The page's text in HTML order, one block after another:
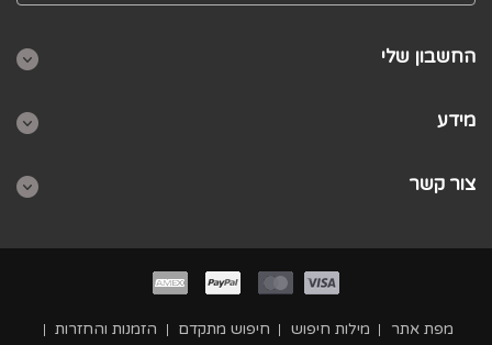
החשבון שלי
מידע
צור קשר
מפת אתר מילות חיפוש חיפוש מתקדם
הזמנות והחזרות